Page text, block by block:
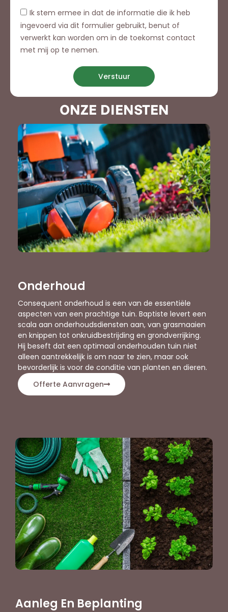
Ik stem ermee in dat de informatie die ik heb
ingevoerd via dit formulier gebruikt, benut of
verwerkt kan worden om in de toekomst contact
met mij op te nemen.
Verstuur
ONZE DIENSTEN
Onderhoud
Consequent onderhoud is een van de essentiële
aspecten van een prachtige tuin. Baptiste levert een
scala aan onderhoudsdiensten aan, van grasmaaien
en knippen tot onkruidbestrijding en grondverrijking.
Hij beseft dat een optimaal onderhouden tuin niet
alleen aantrekkelijk is om naar te zien, maar ook
bevorderlijk is voor de conditie van planten en dieren.
Offerte Aanvragen
Aanleg En Beplanting